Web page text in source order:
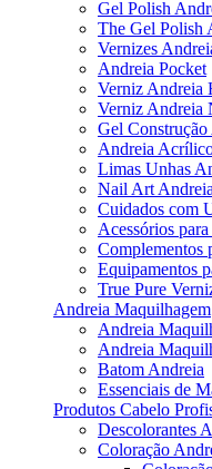
Gel Polish
The Gel Polish
Vernizes
Andreia Pocket
Verniz Andreia
Verniz Andreia
Gel Construção
Andreia
Limas Unhas
Nail Art Andreia
Cuidados com
Acessórios
Complementos
Equipamentos
True Pure
Andreia Maquilhagem
Andreia
Andreia
Batom Andreia
Essenciais de
Produtos Cabelo
Descolorantes
Coloração